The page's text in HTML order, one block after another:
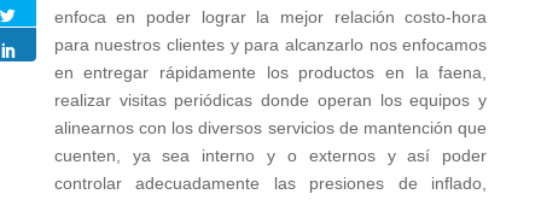
enfoca en poder lograr la mejor relación costo-hora
para nuestros clientes y para alcanzarlo nos enfocamos
en entregar rápidamente los productos en la faena,
realizar visitas periódicas donde operan los equipos y
alinearnos con los diversos servicios de mantención que
cuenten, ya sea interno y o externos y así poder
controlar adecuadamente las presiones de inflado,